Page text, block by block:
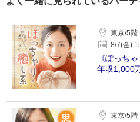
東京/5階
8/7(金)
《ぽっち
年収1,000
東京/5階